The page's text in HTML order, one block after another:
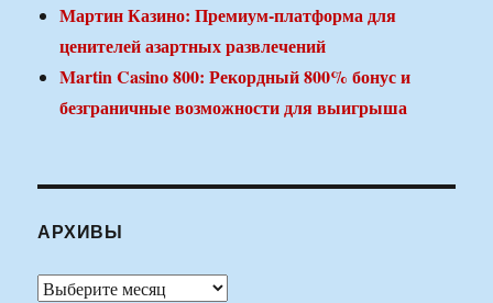
Мартин Казино: Премиум-платформа для
ценителей азартных развлечений
Martin Casino 800: Рекордный 800% бонус и
безграничные возможности для выигрыша
АРХИВЫ
Архивы